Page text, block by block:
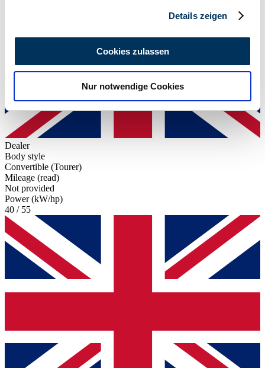
analysieren. Außerdem geben wir Informationen zu Ihrer
Verwendung unserer Website an unsere Partner für
soziale Medien, Werbung und Analysen weiter. Unsere
Partner führen diese Informationen möglicherweise mit
weiteren Daten zusammen, die Sie ihnen bereitgestellt
haben oder die sie im Rahmen Ihrer Nutzung der Dienste
gesammelt haben.
Details zeigen
Cookies zulassen
Nur notwendige Cookies
Dealer
Body style
Convertible (Tourer)
Mileage (read)
Not provided
Power (kW/hp)
40 / 55